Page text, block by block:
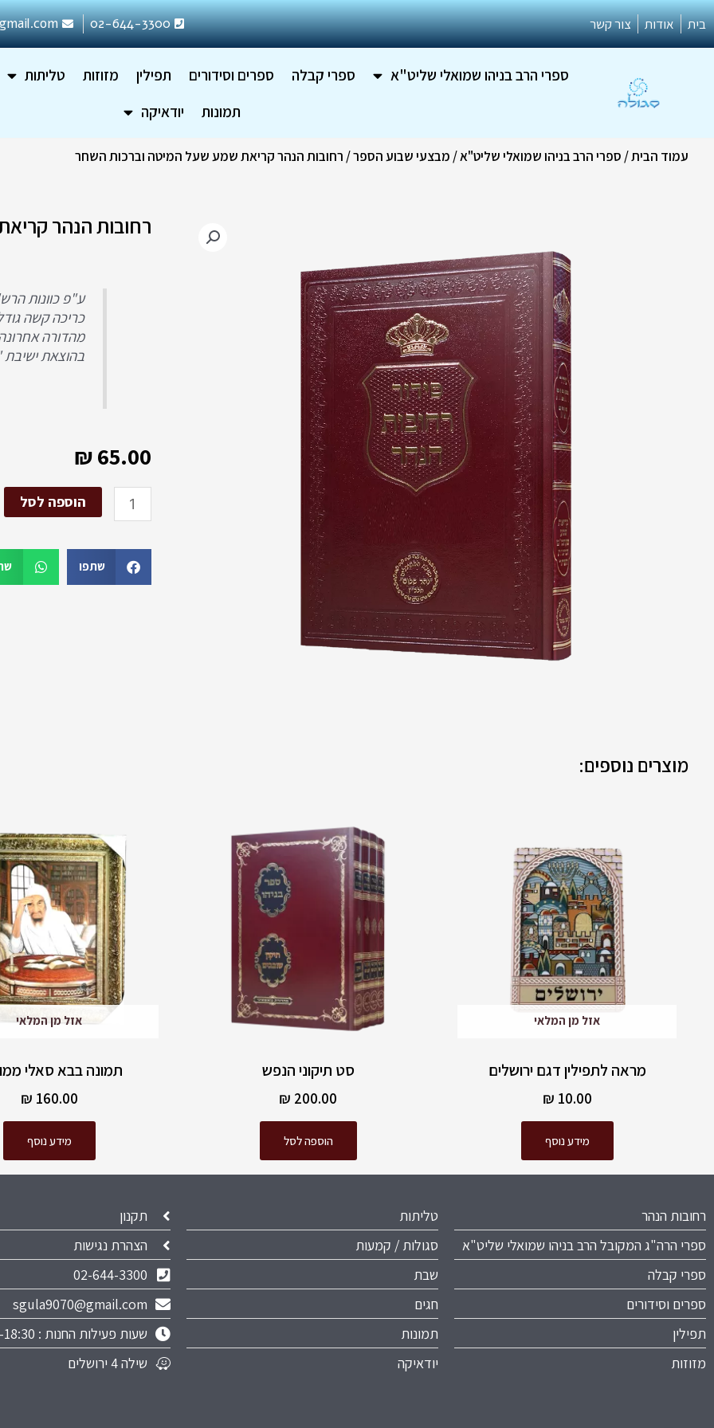
דילוג
לתוכן
בית אודות צור קשר 02-644-3300
ספרי הרב בניהו שמואלי שליט"א ספרי קבלה ספרים וסידורים תפילין מזוזות טליתות
תמונות
יודאיקה
עמוד הבית/ ספרי הרב בניהו שמואלי שליט"א/ מבצעי שבוע הספר/ רחובות הנהר קריאת שמע שעל המיטה וברכות השחר
רחובות הנהר
ע"פ כוונות
כריכה קשה גודל
מהדורה
בהוצאת
65.00
₪
כמות
הנהר
קריאת
הוספה לסל
שתפו
מוצרים נוספים:
אזל מן המלאי
מראה לתפילין דגם ירושלים
10.00
₪
מידע נוסף
סט תיקוני הנפש
200.00
₪
הוספה לסל
אזל מן המלאי
תמונה בבא סאלי
160.00
₪
מידע נוסף
רחובות הנהר
ספרי הרה"ג המקובל הרב בניהו שמואלי שליט"א
ספרי קבלה
ספרים וסידורים
תפילין
מזוזות
טליתות
סגולות / קמעות
שבת
חגים
תמונות
יודאיקה
תקנון
הצהרת נגישות
02-644-3300
sgula9070@gmail.com
שעות פעילות החנות : 9:00-18:30
שילה 4 ירושלים